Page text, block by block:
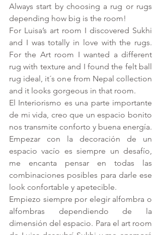
Always start by choosing a rug or rugs
depending how big is the room!
For Luisa’s art room I discovered Sukhi
and I was totally in love with the rugs.
For the Art room I wanted a different
rug with texture and I found the felt ball
rug ideal, it´s one from Nepal collection
and it looks gorgeous in that room.
El Interiorismo es una parte importante
de mi vida, creo que un espacio bonito
nos transmite conforto y buena energía.
Empezar con la decoración de un
espacio vacío es siempre un desafío,
me encanta pensar en todas las
combinaciones posibles para darle ese
look confortable y apetecible.
Empiezo siempre por elegir alfombra o
alfombras dependiendo de la
dimensión del espacio. Para el art room